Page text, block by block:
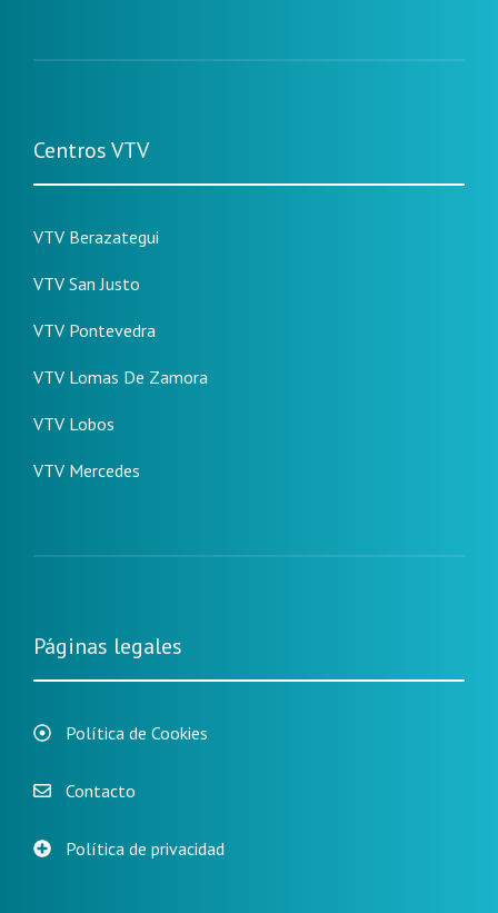
Centros VTV
VTV Berazategui
VTV San Justo
VTV Pontevedra
VTV Lomas De Zamora
VTV Lobos
VTV Mercedes
Páginas legales
Política de Cookies
Contacto
Política de privacidad